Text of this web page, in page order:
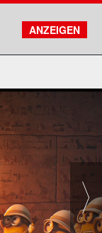
FILMSUCHE
KONTO
ANZEIGEN